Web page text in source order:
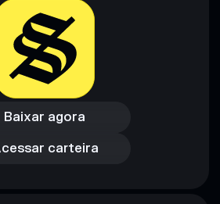
Baixar agora
Baixar agora
carteira
carteira